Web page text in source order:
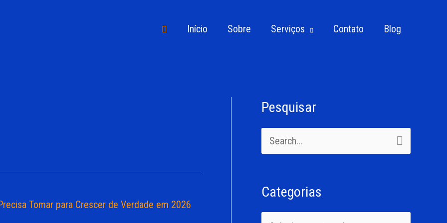
PesquisarInício Sobre Serviços Contato Blog
Pesquisar
s
Categorias
C
a
g